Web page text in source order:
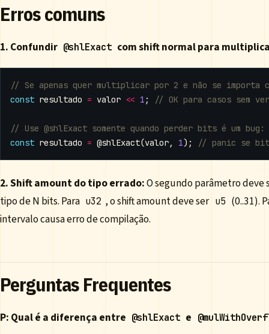
Erros comuns
1. Confundir @shlExact com shift normal para
const resultado = valor << 1 ;
const resultado = @shlExact(valor, 1);
2. Shift amount do tipo errado:O segundo parâmetro deve
tipo de N bits. Para u32 , o shift amount deve ser u5 (0..31).
intervalo causa erro de compilação.
Perguntas Frequentes
P: Qual é a diferença entre @shlExact e